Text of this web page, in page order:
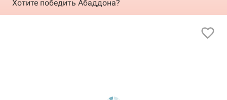
Хотите победить Абаддона?